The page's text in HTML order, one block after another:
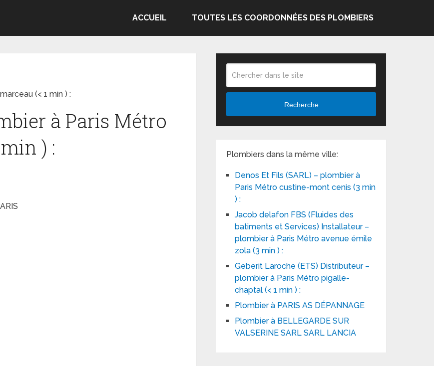
ACCUEIL TOUTES LES COORDONNÉES DES PLOMBIERS
(< 1 min ) :
à Paris Métro
) :
Recherche
Plombiers dans la même ville:
Denos Et Fils (SARL) – plombier à
Paris Métro custine-mont cenis (3 min
) :
Jacob delafon FBS (Fluides des
batiments et Services) Installateur –
plombier à Paris Métro avenue émile
zola (3 min ) :
Geberit Laroche (ETS) Distributeur –
plombier à Paris Métro pigalle-
chaptal (< 1 min ) :
Plombier à PARIS AS DÉPANNAGE
Plombier à BELLEGARDE SUR
VALSERINE SARL SARL LANCIA